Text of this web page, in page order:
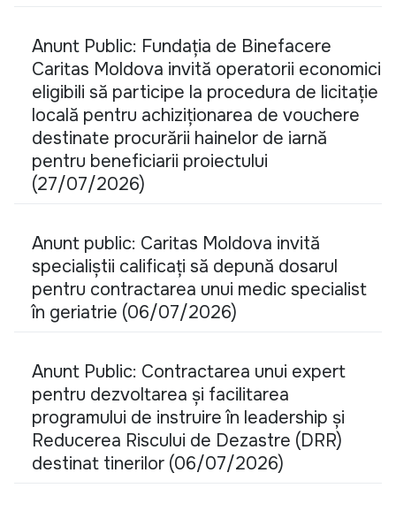
Anunt Public: Fundația de Binefacere
Caritas Moldova invită operatorii economici
eligibili să participe la procedura de licitație
locală pentru achiziționarea de vouchere
destinate procurării hainelor de iarnă
pentru beneficiarii proiectului
(27/07/2026)
Anunt public: Caritas Moldova invită
specialiștii calificați să depună dosarul
pentru contractarea unui medic specialist
în geriatrie (06/07/2026)
Anunt Public: Contractarea unui expert
pentru dezvoltarea și facilitarea
programului de instruire în leadership și
Reducerea Riscului de Dezastre (DRR)
destinat tinerilor (06/07/2026)